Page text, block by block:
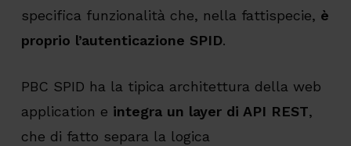
specifica funzionalità che, nella fattispecie, è
proprio l’autenticazione SPID.
PBC SPID ha la tipica architettura della web
application e integra un layer di API REST,
che di fatto separa la logica